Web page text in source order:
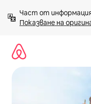
към
съдържанието
Показване на